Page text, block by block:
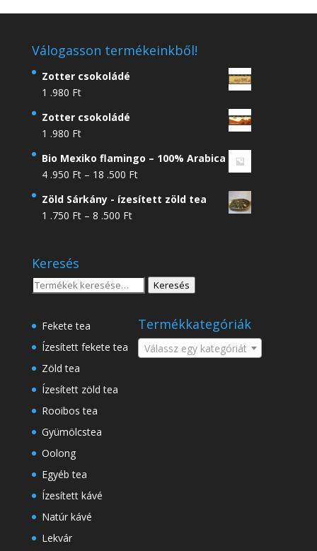
Válogasson termékeinkből!
Zotter csokoládé
1 .980 Ft
Zotter csokoládé
1 .980 Ft
Bio Mexiko flamingo – 100% Arabica
4 .950 Ft – 18 .500 FtÁrtartomány:
.950 Ft
Zöld Sárkány - ízesített zöld tea
1 .750 Ft – 8 .500 FtÁrtartomány:
8
.500 Ft
Keresés
Keresés
Keresés
Fekete tea
Ízesített fekete tea
Zöld tea
Ízesített zöld tea
Rooibos tea
Gyümölcstea
Oolong
Egyéb tea
Ízesített kávé
Natúr kávé
Lekvár
Termékkategóriák
Válassz egy kategóriát